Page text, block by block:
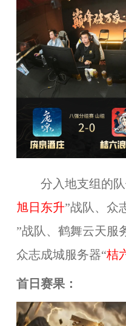
分入地支组的
旭日东升”战队、众
”战队、鹤舞云天服
众志成城服务器“桔
首日赛果：